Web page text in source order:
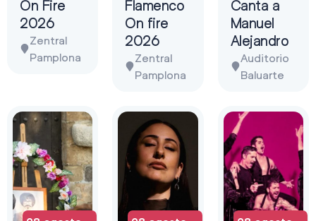
On Fire
2026
Zentral
Pamplona
Flamenco
On fire
2026
Zentral
Pamplona
Canta a
Manuel
Alejandro
Auditorio
Baluarte